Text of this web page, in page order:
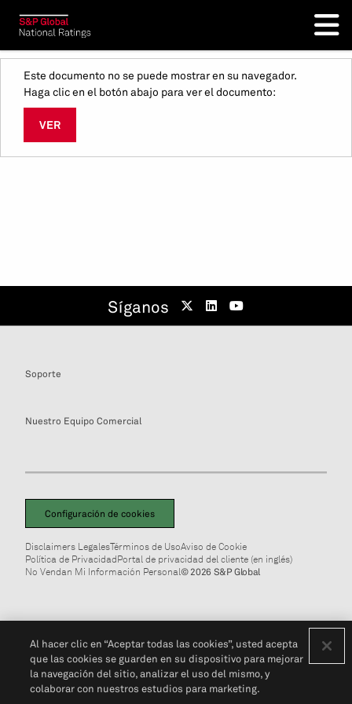
Este documento no se puede mostrar en su navegador.
Haga clic en el botón abajo para ver el documento:
VER
Síganos
Soporte
Nuestro Equipo Comercial
Configuración de cookies
Disclaimers LegalesTérminos de UsoAviso de Cookie
Política de PrivacidadPortal de privacidad del cliente (en inglés)
No Vendan Mi Información Personal© 2026 S&P Global
Al hacer clic en “Aceptar todas las cookies”, usted acepta
que las cookies se guarden en su dispositivo para mejorar
la navegación del sitio, analizar el uso del mismo, y
colaborar con nuestros estudios para marketing.